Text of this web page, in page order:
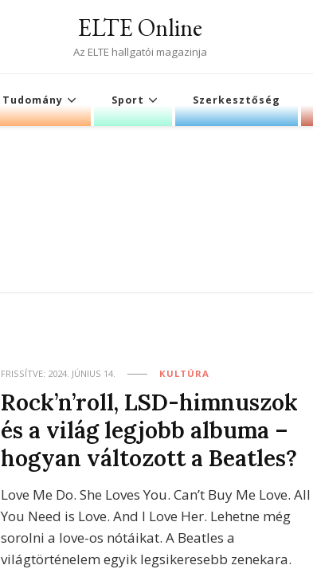
ELTE Online
Az ELTE hallgatói magazinja
Tudomány Sport Szerkesztőség
FRISSÍTVE: 2024. JÚNIUS 14. KULTÚRA
Rock’n’roll, LSD-himnuszok
és a világ legjobb albuma –
hogyan változott a Beatles?
Love Me Do. She Loves You. Can’t Buy Me Love. All
You Need is Love. And I Love Her. Lehetne még
sorolni a love-os nótáikat. A Beatles a
világtörténelem egyik legsikeresebb zenekara.